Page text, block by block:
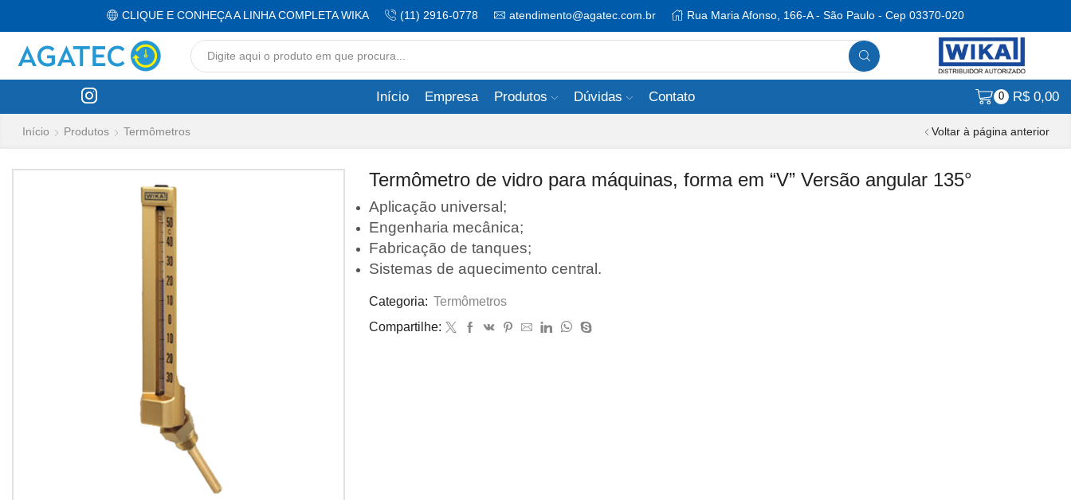
CLIQUE E CONHEÇA A LINHA COMPLETA WIKA (11) 2916-0778 atendimento@agatec.com.br Rua Maria Afonso, 166-A - São Paulo - Cep 03370-020
input
Início Empresa Produtos Dúvidas Contato 0 R$0,00
Início Produtos Termômetros Voltar à página anterior
Termômetro de vidro para máquinas, forma em “V” Versão angular 135°
Aplicação universal;
Engenharia mecânica;
Fabricação de tanques;
Sistemas de aquecimento central.
Categoria: Termômetros
Compartilhe: